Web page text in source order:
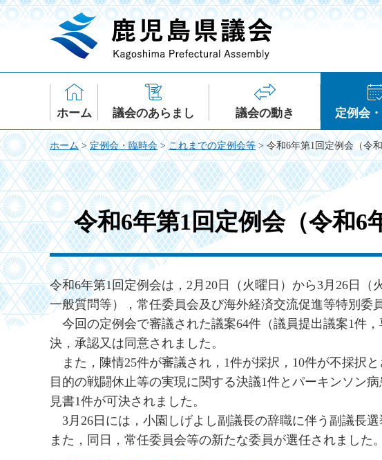
鹿児島県議会
ホーム 議会のあらまし 議会の動き 定例会
ホーム >定例会・臨時会>これまでの定例会等> 令和6年第1回定例会（令和
令和6年第1回定例会（令和6
令和6年第1回定例会は，2月20日（火曜日）から3月26日（
一般質問等），常任委員会及び海外経済交流促進等特別委
今 回の定例会で審議された議案64件（議員提出議案1件
決，承認又は同意されました。
ま た，陳情25件が審議され，1件が採択，10件が不採択
目的の戦闘休止等の実現に関する決議1件とパーキンソン
見書1件が可決されました。
3月26日には，小園しげよし副議長の辞職に伴う副議長
また，同日，常任委員会等の新たな委員が選任されました。